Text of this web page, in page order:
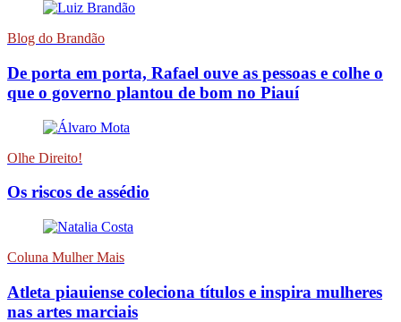
Blog do Brandão
De porta em porta, Rafael ouve as pessoas e colhe o
que o governo plantou de bom no Piauí
Olhe Direito!
Os riscos de assédio
Coluna Mulher Mais
Atleta piauiense coleciona títulos e inspira mulheres
nas artes marciais